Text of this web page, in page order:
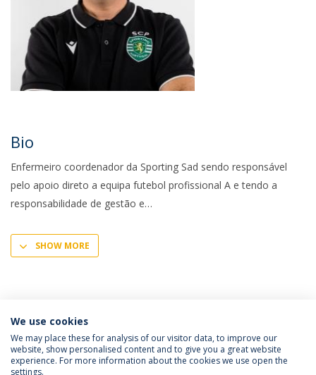
Bio
Enfermeiro coordenador da Sporting Sad sendo responsável
pelo apoio direto a equipa futebol profissional A e tendo a
responsabilidade de gestão e
SHOW MORE
Política de Privacidade
Termos e Condições
We use cookies
We may place these for analysis of our visitor data, to improve our
website, show personalised content and to give you a great website
experience. For more information about the cookies we use open the
settings.